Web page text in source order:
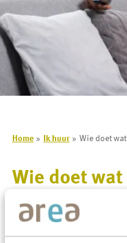
Home Ik huur Wie doet wat
Wie doet wat
Lees voor